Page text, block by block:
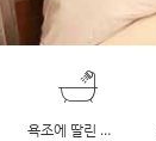
욕조에 딸린 샤워기